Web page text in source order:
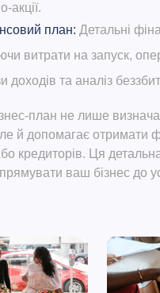
акції.
план: Детальні
витрати на запуск,
доходів та аналіз
план не лише
й допомагає отримати
кредиторів. Ця
ваш бізнес до